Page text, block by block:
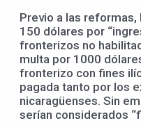
Previo a las
150 dólares por
fronterizos no
multa por 1000
fronterizo con fines
pagada tanto por los
nicaragüenses. Sin
serían considerados